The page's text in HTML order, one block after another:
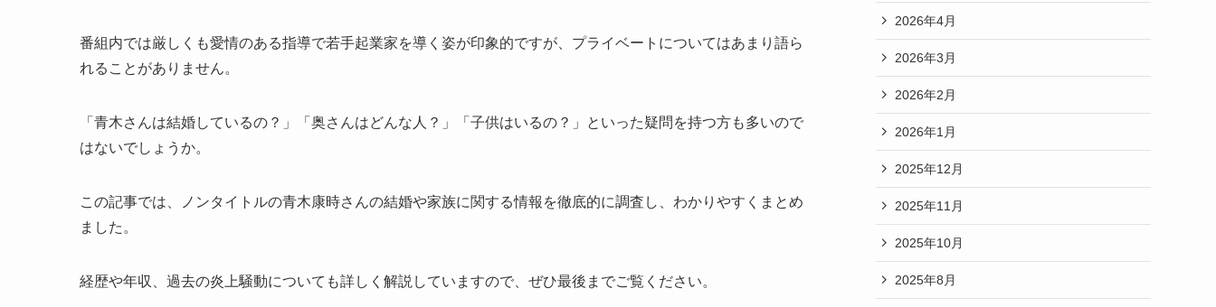
番組内では厳しくも愛情のある指導で若手起業家を導く姿が印象的ですが、プライベートについてはあまり語ら
れることがありません。
「青木さんは結婚しているの？」「奥さんはどんな人？」「子供はいるの？」といった疑問を持つ方も多いので
はないでしょうか。
この記事では、ノンタイトルの青木康時さんの結婚や家族に関する情報を徹底的に調査し、わかりやすくまとめ
ました。
経歴や年収、過去の炎上騒動についても詳しく解説していますので、ぜひ最後までご覧ください。
2026年4月
2026年3月
2026年2月
2026年1月
2025年12月
2025年11月
2025年10月
2025年8月